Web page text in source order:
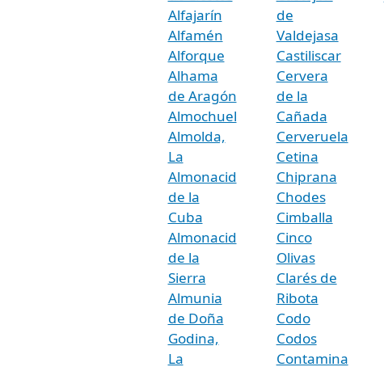
Alfajarín
Alfamén
Alforque
Alhama
de Aragón
Almochuel
Almolda,
La
Almonacid
de la
Cuba
Almonacid
de la
Sierra
Almunia
de Doña
Godina,
La
de
Valdejasa
Castiliscar
Cervera
de la
Cañada
Cerveruela
Cetina
Chiprana
Chodes
Cimballa
Cinco
Olivas
Clarés de
Ribota
Codo
Codos
Contamina